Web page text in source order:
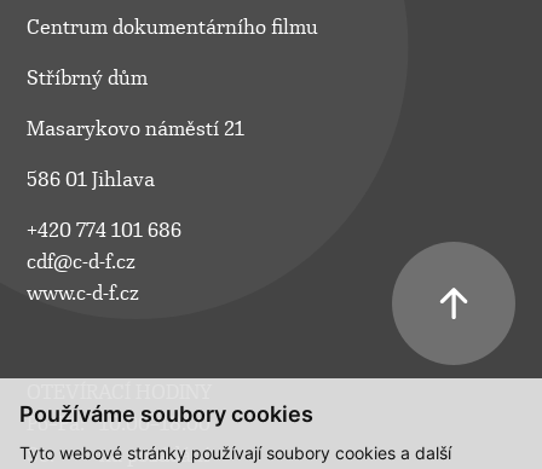
Používáme soubory cookies
Tyto webové stránky používají soubory cookies a další
Centrum dokumentárního filmu
Stříbrný dům
Masarykovo náměstí 21
586 01 Jihlava
+420 774 101 686
cdf@c-d-f.cz
www.c-d-f.cz
Po–Pá:
10.00–18.00
So:
na požádání